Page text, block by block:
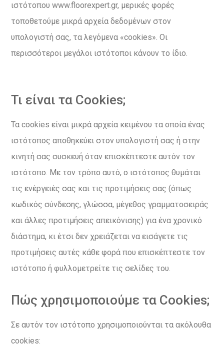
ιστότοπου www.floorexpert.gr, μερικές φορές
τοποθετούμε μικρά αρχεία δεδομένων στον
υπολογιστή σας, τα λεγόμενα «cookies». Οι
περισσότεροι μεγάλοι ιστότοποι κάνουν το ίδιο.
Τι είναι τα Cookies;
Τα cookies είναι μικρά αρχεία κειμένου τα οποία ένας
ιστότοπος αποθηκεύει στον υπολογιστή σας ή στην
κινητή σας συσκευή όταν επισκέπτεστε αυτόν τον
ιστότοπο. Με τον τρόπο αυτό, ο ιστότοπος θυμάται
τις ενέργειές σας και τις προτιμήσεις σας (όπως
κωδικός σύνδεσης, γλώσσα, μέγεθος γραμματοσειράς
και άλλες προτιμήσεις απεικόνισης) για ένα χρονικό
διάστημα, κι έτσι δεν χρειάζεται να εισάγετε τις
προτιμήσεις αυτές κάθε φορά που επισκέπτεστε τον
ιστότοπο ή φυλλομετρείτε τις σελίδες του.
Πώς χρησιμοποιούμε τα Cookies;
Σε αυτόν τον ιστότοπο χρησιμοποιούνται τα ακόλουθα
cookies: